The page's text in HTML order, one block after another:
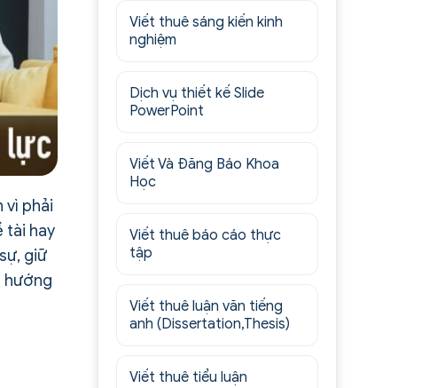
vì phải
tài hay
giữ
hướng
Viết thuê sáng kiến kinh
nghiệm
Dịch vụ thiết kế Slide
PowerPoint
Viết Và Đăng Báo Khoa
Học
Viết thuê báo cáo thực
tập
Viết thuê luận văn tiếng
anh (Dissertation,Thesis)
Viết thuê tiểu luận